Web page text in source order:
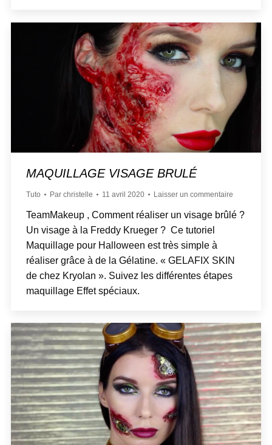
MAQUILLAGE VISAGE BRULÉ
Tuto Par christelle 11 avril 2020 Laisser un commentaire
TeamMakeup , Comment réaliser un visage brûlé ?
Un visage à la Freddy Krueger ? Ce tutoriel
Maquillage pour Halloween est très simple à
réaliser grâce à de la Gélatine. « GELAFIX SKIN
de chez Kryolan ». Suivez les différentes étapes
maquillage Effet spéciaux.